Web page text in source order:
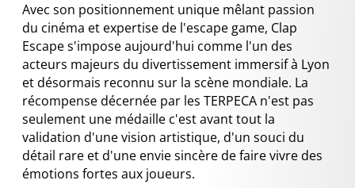
Avec son positionnement unique mêlant passion
du cinéma et expertise de l'escape game, Clap
Escape s'impose aujourd'hui comme l'un des
acteurs majeurs du divertissement immersif à Lyon
et désormais reconnu sur la scène mondiale. La
récompense décernée par les TERPECA n'est pas
seulement une médaille c'est avant tout la
validation d'une vision artistique, d'un souci du
détail rare et d'une envie sincère de faire vivre des
émotions fortes aux joueurs.